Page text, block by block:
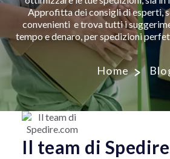
Approfitta dei consigli di esperti,
convenienti e trova tutti i
tempo e denaro, per spedizioni
Home
Il team di